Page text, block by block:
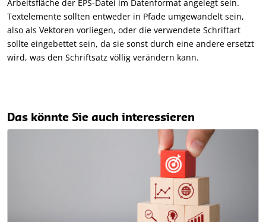
Arbeitsfläche der EPS-Datei im Datenformat angelegt sein.
Textelemente sollten entweder in Pfade umgewandelt sein,
also als Vektoren vorliegen, oder die verwendete Schriftart
sollte eingebettet sein, da sie sonst durch eine andere ersetzt
wird, was den Schriftsatz völlig verändern kann.
Das könnte Sie auch interessieren